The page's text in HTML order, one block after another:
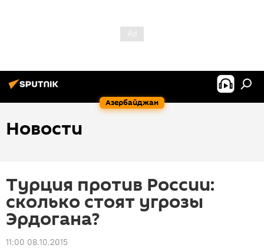
Азербайджан
Новости
Турция против России:
сколько стоят угрозы
Эрдогана?
11:00 08.10.2015